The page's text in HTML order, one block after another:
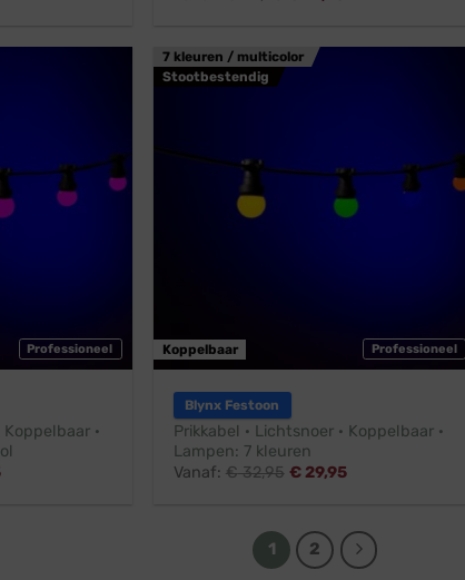
Professioneel
·
7 kleuren / multicolor
Stootbestendig
Professioneel
Koppelbaar
Blynx Festoon
Prikkabel · Lichtsnoer · Koppelbaar ·
Lampen: 7 kleuren
Vanaf: €32,95 € 29,95
1 2